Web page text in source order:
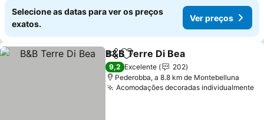
Selecione as datas para ver os preços
exatos.
Ver preços
PartilharAdicionar aos favoritos
B&B Terre Di Bea
9,2 Excelente
202
Pederobba, a 8.8 km de Montebelluna
Acomodações decoradas individualmente